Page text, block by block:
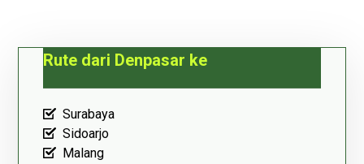
Rute dari Denpasar ke
Surabaya
Sidoarjo
Malang